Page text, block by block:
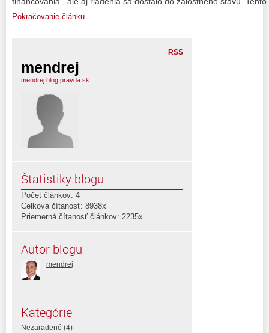
Pokračovanie článku
RSS
mendrej
mendrej.blog.pravda.sk
Štatistiky blogu
Počet článkov: 4
Celková čítanosť: 8938x
Priemerná čítanosť článkov: 2235x
Autor blogu
mendrej
Kategórie
Nezaradené (4)